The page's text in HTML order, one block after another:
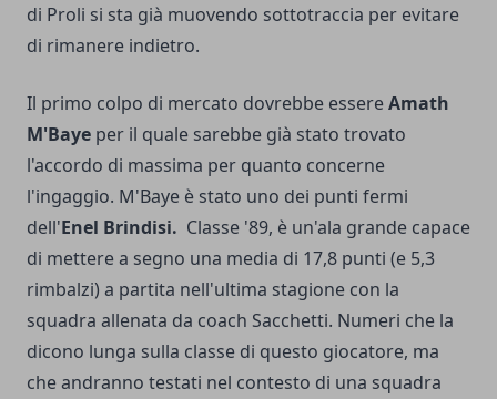
di Proli si sta già muovendo sottotraccia per evitare
di rimanere indietro.
Il primo colpo di mercato dovrebbe essereAmath
M'Baye per il quale sarebbe già stato trovato
l'accordo di massima per quanto concerne
l'ingaggio. M'Baye è stato uno dei punti fermi
dell'Enel Brindisi. Classe '89, è un'ala grande capace
di mettere a segno una media di 17,8 punti (e 5,3
rimbalzi) a partita nell'ultima stagione con la
squadra allenata da coach Sacchetti. Numeri che la
dicono lunga sulla classe di questo giocatore, ma
che andranno testati nel contesto di una squadra